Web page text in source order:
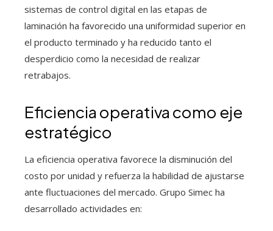
sistemas de control digital en las etapas de
laminación ha favorecido una uniformidad superior en
el producto terminado y ha reducido tanto el
desperdicio como la necesidad de realizar
retrabajos.
Eficiencia operativa como eje
estratégico
La eficiencia operativa favorece la disminución del
costo por unidad y refuerza la habilidad de ajustarse
ante fluctuaciones del mercado. Grupo Simec ha
desarrollado actividades en: